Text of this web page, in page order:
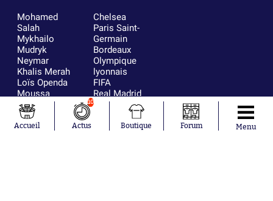
Mohamed
Salah
Mykhailo
Mudryk
Neymar
Khalis Merah
Loïs Openda
Moussa
Niakhaté
Nicolás
Tagliafico
Chelsea
Paris Saint-
Germain
Bordeaux
Olympique
lyonnais
FIFA
Real Madrid
RC Strasbourg
AC Milan
Accueil
10
Actus Boutique Forum Menu